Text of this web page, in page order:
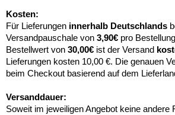
Kosten:
Für Lieferungen innerhalb Deutschlands
Versandpauschale von 3,90€ pro
Bestellwert von 30,00€ ist der Versand
Lieferungen kosten 10,00 €. Die genauen
beim Checkout basierend auf dem
Versanddauer:
Soweit im jeweiligen Angebot keine andere